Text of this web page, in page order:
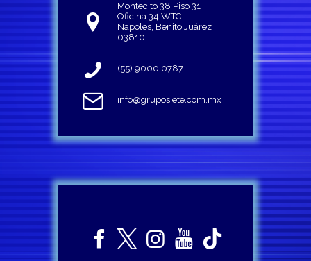
Montecito 38 Piso 31
Oficina 34 WTC
Napoles, Benito Juárez
03810
(55) 9000 0787
info@gruposiete.com.mx